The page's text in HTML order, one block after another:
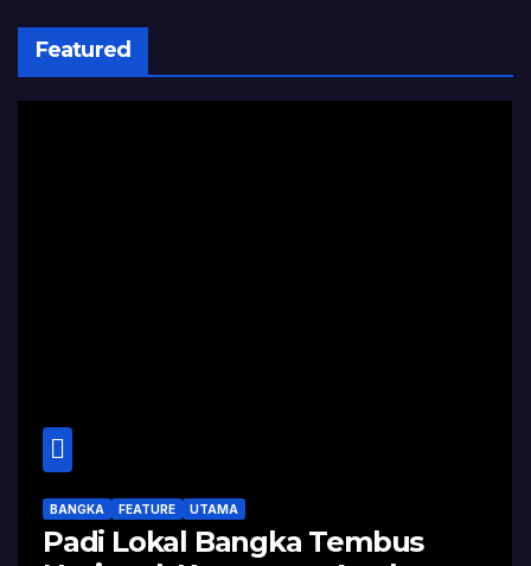
Featured
BANGKA FEATURE UTAMA
Padi Lokal Bangka Tembus